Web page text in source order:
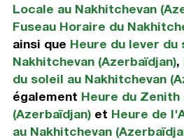
Locale au Nakhitchevan
Fuseau Horaire du
ainsi que Heure du lever du
Nakhitchevan (Azerbaïdjan),
du soleil au Nakhitchevan
également Heure du Zenith
(Azerbaïdjan)et Heure de
au Nakhitchevan